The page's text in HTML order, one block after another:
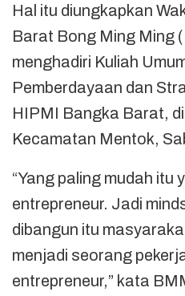
Hal itu diungkapkan
Barat Bong Ming Ming
menghadiri Kuliah
Pemberdayaan dan
HIPMI Bangka Barat,
Kecamatan Mentok,
“Yang paling mudah itu
entrepreneur. Jadi
dibangun itu
menjadi seorang
entrepreneur,” kata